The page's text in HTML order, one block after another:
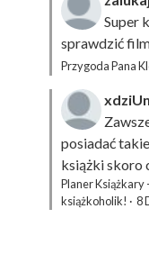
Super
sprawdzić
Przygoda Pana
posiadać
książki skoro
Planer Książkary
książkoholik! · 8